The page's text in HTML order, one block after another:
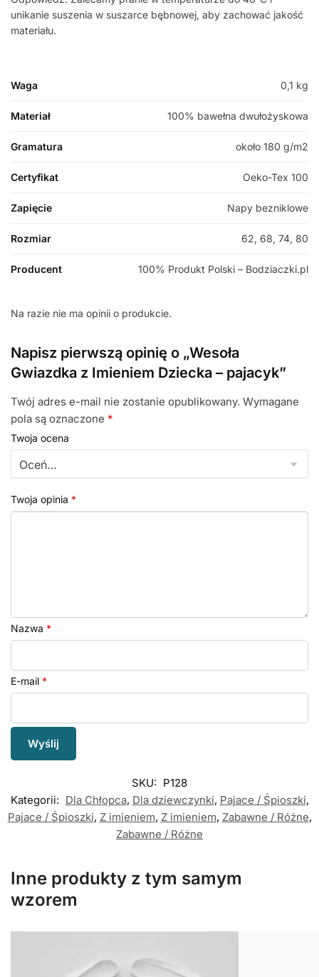
unikanie suszenia w suszarce bębnowej, aby zachować jakość
materiału.
Waga 0,1 kg
Materiał 100% bawełna dwułożyskowa
Gramatura około 180 g/m2
Certyfikat Oeko-Tex 100
Zapięcie Napy bezniklowe
Rozmiar 62, 68, 74, 80
Producent 100% Produkt Polski – Bodziaczki.pl
Na razie nie ma opinii o produkcie.
Napisz pierwszą opinię o „Wesoła
Gwiazdka z Imieniem Dziecka – pajacyk”
Twój adres e-mail nie zostanie opublikowany. Wymagane
pola są oznaczone *
Twoja ocena
Twoja opinia *
Nazwa *
E-mail *
SKU: P128
Kategorii: Dla Chłopca, Dla dziewczynki, Pajace / Śpioszki,
Pajace / Śpioszki, Z imieniem, Z imieniem, Zabawne / Różne,
Zabawne / Różne
Inne produkty z tym samym
wzorem